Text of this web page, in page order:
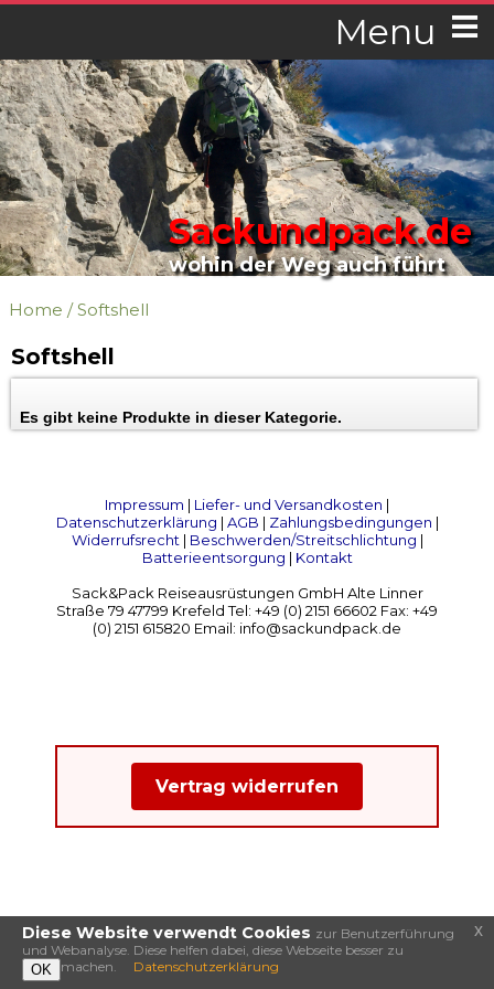
Menu
Sackundpack.de
wohin der Weg auch führt
Home /Softshell
Softshell
Es gibt keine Produkte in dieser Kategorie.
Impressum | Liefer- und Versandkosten |
Datenschutzerklärung | AGB | Zahlungsbedingungen |
Widerrufsrecht| Beschwerden/Streitschlichtung |
Batterieentsorgung | Kontakt
Sack&Pack Reiseausrüstungen GmbH Alte Linner
Straße 79 47799 Krefeld Tel: +49 (0) 2151 66602 Fax: +49
(0) 2151 615820 Email: info@sackundpack.de
Vertrag widerrufen
Diese Website verwendt Cookies zur Benutzerführung
und Webanalyse. Diese helfen dabei, diese Webseite besser zu
machen.
OK Datenschutzerklärung
x